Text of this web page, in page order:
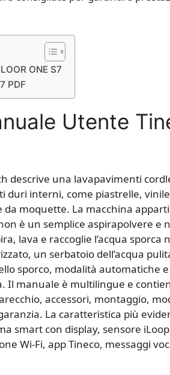
ONE S7
PDF
Utente
descrive una lavapavimenti
duri interni, come piastrelle,
moquette. La macchina
è un semplice aspirapolvere e
lava e raccoglie l’acqua sporca
un serbatoio dell’acqua
sporco, modalità automatiche
Il manuale è multilingue e
accessori, montaggio,
La caratteristica più
smart con display, sensore
Wi-Fi, app Tineco, messaggi